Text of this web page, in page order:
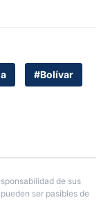
#Bolívar
de sus
ser pasibles de